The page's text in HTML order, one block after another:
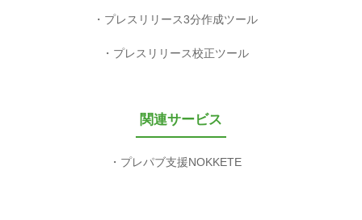
プレスリリース3分作成ツール
プレスリリース校正ツール
関連サービス
プレパブ支援NOKKETE